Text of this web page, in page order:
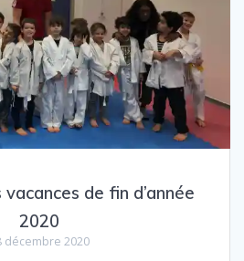
vacances de fin d’année
2020
décembre 2020